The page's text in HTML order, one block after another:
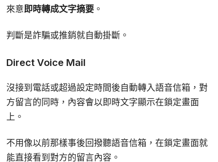
來意即時轉成文字摘要 。
判斷是詐騙或推銷就自動掛斷。
Direct Voice Mail
沒接到電話或超過設定時間後自動轉入語音信箱，對
方留言的同時，內容會以即時文字顯示在鎖定畫面
上。
不用像以前那樣事後回撥聽語音信箱，在鎖定畫面就
能直接看到對方的留言內容。